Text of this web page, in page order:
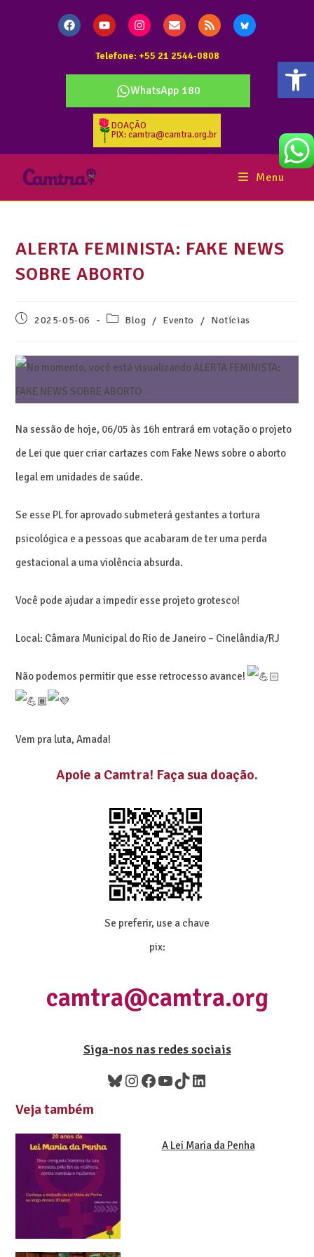
Telefone: +55 21 2544-0808
WhatsApp 180
DOAÇÃO
PIX: camtra@camtra.org.br
Menu
ALERTA FEMINISTA: FAKE NEWS
SOBRE ABORTO
2025-05-06 Blog / Evento / Notícias
Na sessão de hoje, 06/05 às 16h entrará em votação o projeto
de Lei que quer criar cartazes com Fake News sobre o aborto
legal em unidades de saúde.
Se esse PL for aprovado submeterá gestantes a tortura
psicológica e a pessoas que acabaram de ter uma perda
gestacional a uma violência absurda.
Você pode ajudar a impedir esse projeto grotesco!
Local: Câmara Municipal do Rio de Janeiro – Cinelândia/RJ
Não podemos permitir que esse retrocesso avance!
Vem pra luta, Amada!
Apoie a Camtra! Faça sua doação.
Se preferir, use a chave
pix:
camtra@camtra.org
Siga-nos nas redes sociais
Veja também
A Lei Maria da Penha